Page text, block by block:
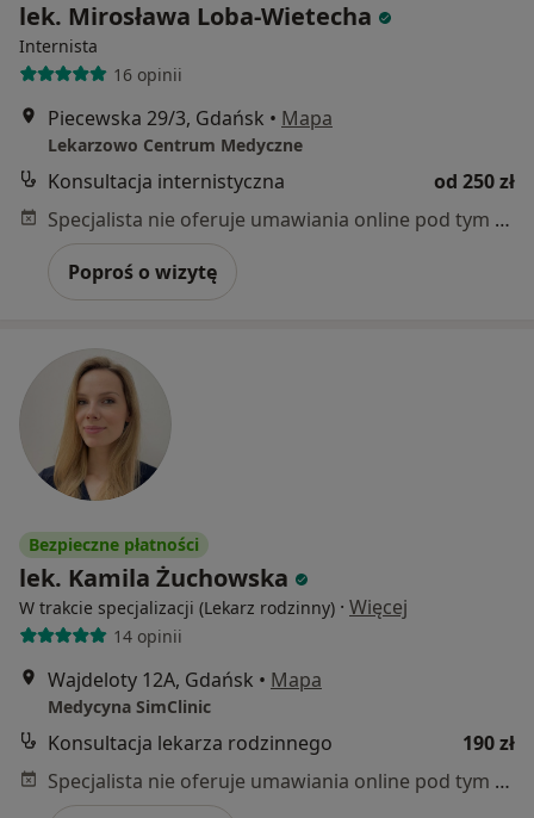
lek. Mirosława Loba-Wietecha
Internista
16 opinii
Piecewska 29/3, Gdańsk • Mapa
Lekarzowo Centrum Medyczne
Konsultacja internistyczna
od 250 zł
Specjalista nie oferuje umawiania online pod tym adresem.
Poproś o wizytę
Bezpieczne płatności
lek. Kamila Żuchowska
W trakcie specjalizacji (Lekarz rodzinny) · Więcej
14 opinii
Wajdeloty 12A, Gdańsk • Mapa
Medycyna SimClinic
Konsultacja lekarza rodzinnego
190 zł
Specjalista nie oferuje umawiania online pod tym adresem.